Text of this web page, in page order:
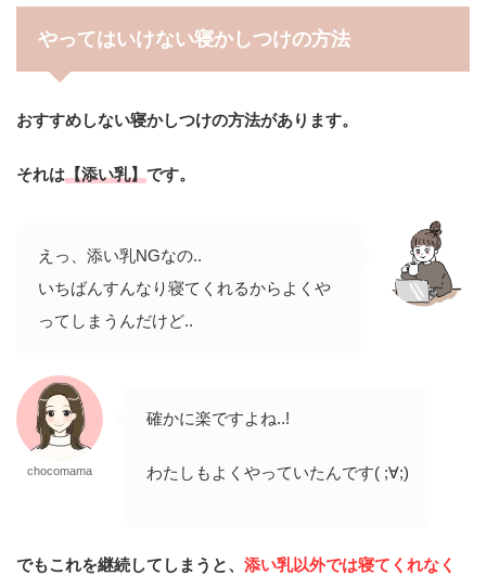
やってはいけない寝かしつけの方法
おすすめしない寝かしつけの方法があります。
それは【添い乳】です。
えっ、添い乳NGなの..
いちばんすんなり寝てくれるからよくや
ってしまうんだけど..
chocomama
確かに楽ですよね..!
わたしもよくやっていたんです( ;∀;)
でもこれを継続してしまうと、 添い乳以外では寝てくれなく